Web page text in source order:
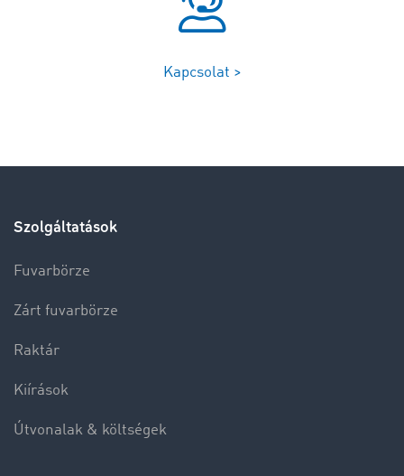
Kapcsolat >
Szolgáltatások
Fuvarbörze
Zárt fuvarbörze
Raktár
Kiírások
Útvonalak & költségek